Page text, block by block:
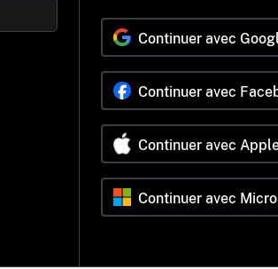
Continuer avec
Continuer avec
Continuer avec
Continuer avec